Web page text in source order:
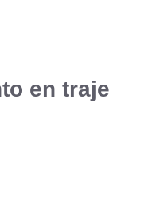
en traje